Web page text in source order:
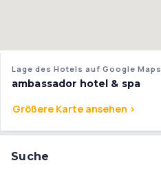
Lage des Hotels auf Google Maps
ambassador hotel & spa
Größere Karte ansehen >
Suche